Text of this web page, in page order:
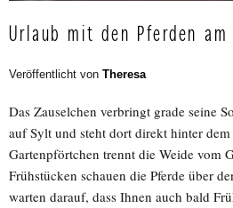
Urlaub mit den Pferden am
Veröffentlicht von Theresa
Das Zauselchen verbringt grade seine
auf Sylt und steht dort direkt hinter
Gartenpförtchen trennt die Weide vom
Frühstücken schauen die Pferde über
warten darauf, dass Ihnen auch bald